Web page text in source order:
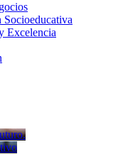
Socioeducativa
Excelencia